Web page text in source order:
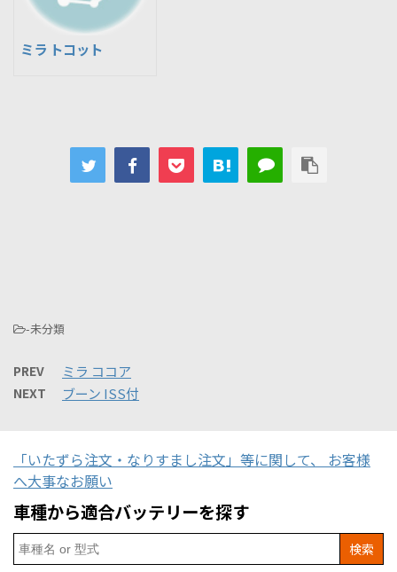
ミラ トコット
-未分類
PREV ミラ ココア
NEXT ブーン ISS付
「いたずら注文・なりすまし注文」等に関して、 お客様
へ大事なお願い
車種から適合バッテリーを探す
Search
for: